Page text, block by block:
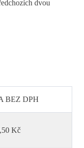
dvou
BEZ DPH
Kč